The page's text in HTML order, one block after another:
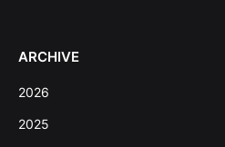
ARCHIVE
2026
2025